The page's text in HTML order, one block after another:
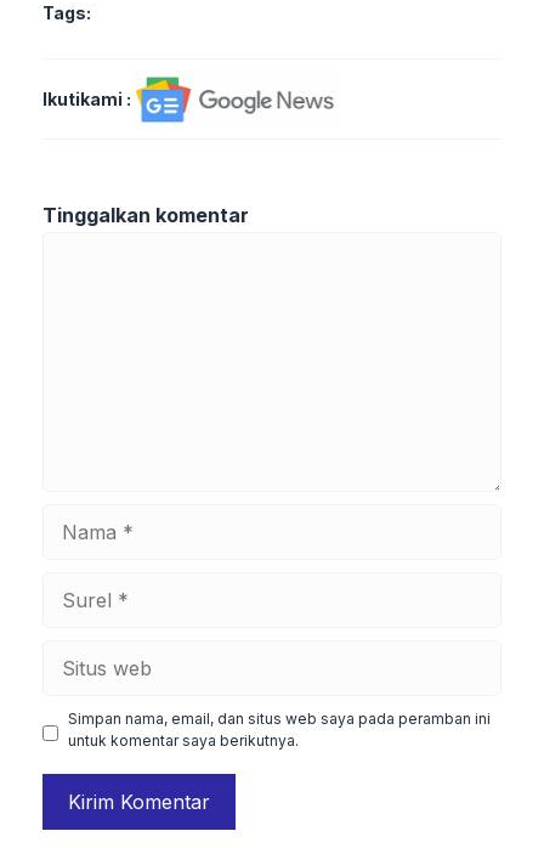
Tags:
Ikutikami :
Tinggalkan komentar
Simpan nama, email, dan situs web saya pada peramban ini
untuk komentar saya berikutnya.